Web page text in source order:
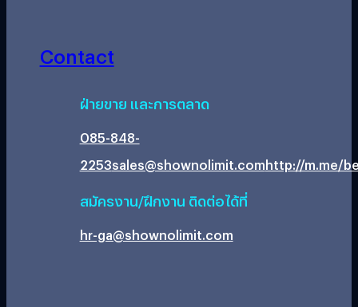
Contact
ฝ่ายขาย และการตลาด
085-848-
2253sales@shownolimit.comhttp://m.me/
สมัครงาน/ฝึกงาน ติดต่อได้ที่
hr-ga@shownolimit.com